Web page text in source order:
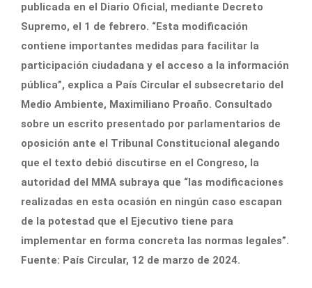
publicada en el Diario Oficial, mediante Decreto
Supremo, el 1 de febrero. “Esta modificación
contiene importantes medidas para facilitar la
participación ciudadana y el acceso a la información
pública”, explica a País Circular el subsecretario del
Medio Ambiente, Maximiliano Proaño. Consultado
sobre un escrito presentado por parlamentarios de
oposición ante el Tribunal Constitucional alegando
que el texto debió discutirse en el Congreso, la
autoridad del MMA subraya que “las modificaciones
realizadas en esta ocasión en ningún caso escapan
de la potestad que el Ejecutivo tiene para
implementar en forma concreta las normas legales”.
Fuente: País Circular, 12 de marzo de 2024.